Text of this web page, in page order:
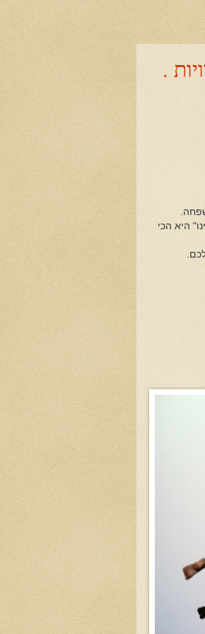
.
היא הכי